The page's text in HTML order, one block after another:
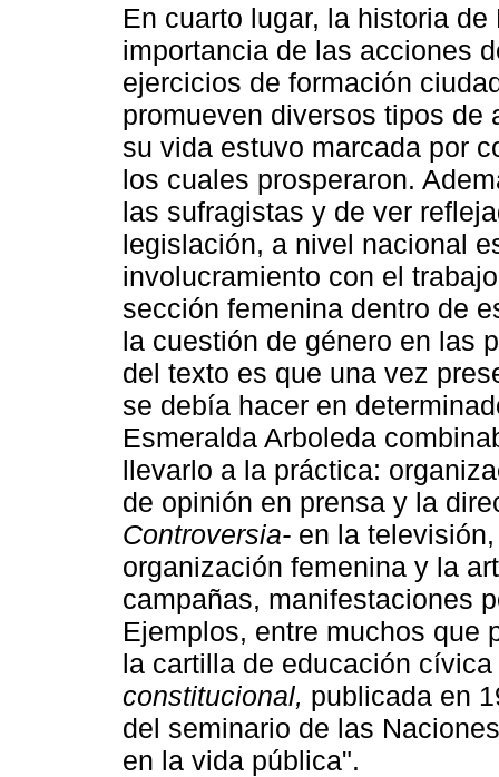
En cuarto lugar, la historia
importancia de las acciones
ejercicios de formación
promueven diversos tipos
su vida estuvo marcada por
los cuales prosperaron.
las sufragistas y de ver
legislación, a nivel nacional
involucramiento con el
sección femenina dentro de
la cuestión de género en las
del texto es que una vez
se debía hacer en
Esmeralda Arboleda
llevarlo a la práctica:
de opinión en prensa y la
Controversia- en la
organización femenina y la
campañas, manifestaciones
Ejemplos, entre muchos que
la cartilla de educación cívica
constitucional, publicada en
del seminario de las
en la vida pública".